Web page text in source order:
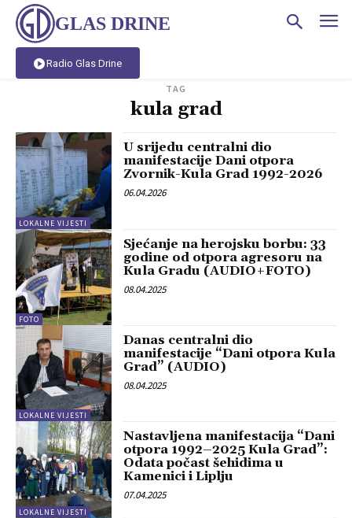
GLAS DRINE
Radio Glas Drine
TAG
kula grad
LOKALNE VIJESTI
U srijedu centralni dio
manifestacije Dani otpora
Zvornik-Kula Grad 1992-2026
06.04.2026
FOTO
Sjećanje na herojsku borbu: 33
godine od otpora agresoru na
Kula Gradu (AUDIO+FOTO)
08.04.2025
LOKALNE VIJESTI
Danas centralni dio
manifestacije “Dani otpora Kula
Grad” (AUDIO)
08.04.2025
LOKALNE VIJESTI
Nastavljena manifestacija “Dani
otpora 1992–2025 Kula Grad”:
Odata počast šehidima u
Kamenici i Liplju
07.04.2025